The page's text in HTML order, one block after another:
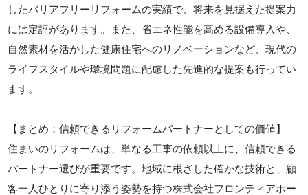
したバリアフリーリフォームの実績で、将来を見据えた提案力
には定評があります。また、省エネ性能を高める設備導入や、
自然素材を活かした健康住宅へのリノベーションなど、現代の
ライフスタイルや環境問題に配慮した先進的な提案も行ってい
ます。
【まとめ：信頼できるリフォームパートナーとしての価値】
住まいのリフォームは、単なる工事の依頼以上に、信頼できる
パートナー選びが重要です。地域に根ざした確かな技術と、顧
客一人ひとりに寄り添う姿勢を持つ株式会社フロンティアホー